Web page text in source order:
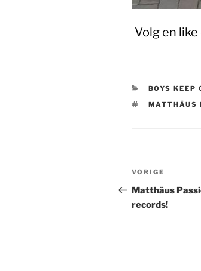
Volg en like
BOYS KEEP
TAGS
MATTHÄUS
Bericht
navigatie
Vorig
bericht
VORIGE
Matthäus
records!